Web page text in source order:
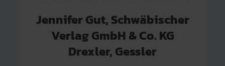
Jennifer Gut, Schwäbischer
Verlag GmbH & Co. KG
Drexler, Gessler